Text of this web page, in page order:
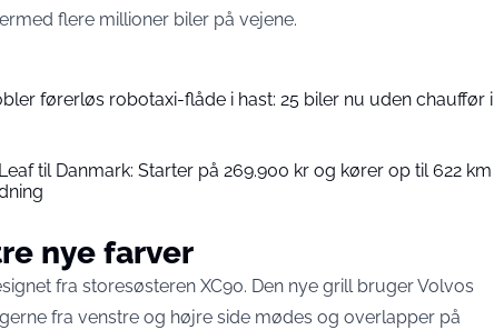
flere millioner biler på vejene.
førerløs robotaxi-flåde i hast: 25 biler nu uden chauffør i
til Danmark: Starter på 269.900 kr og kører op til 622 km
nye farver
fra storesøsteren XC90. Den nye grill bruger Volvos
fra venstre og højre side mødes og overlapper på